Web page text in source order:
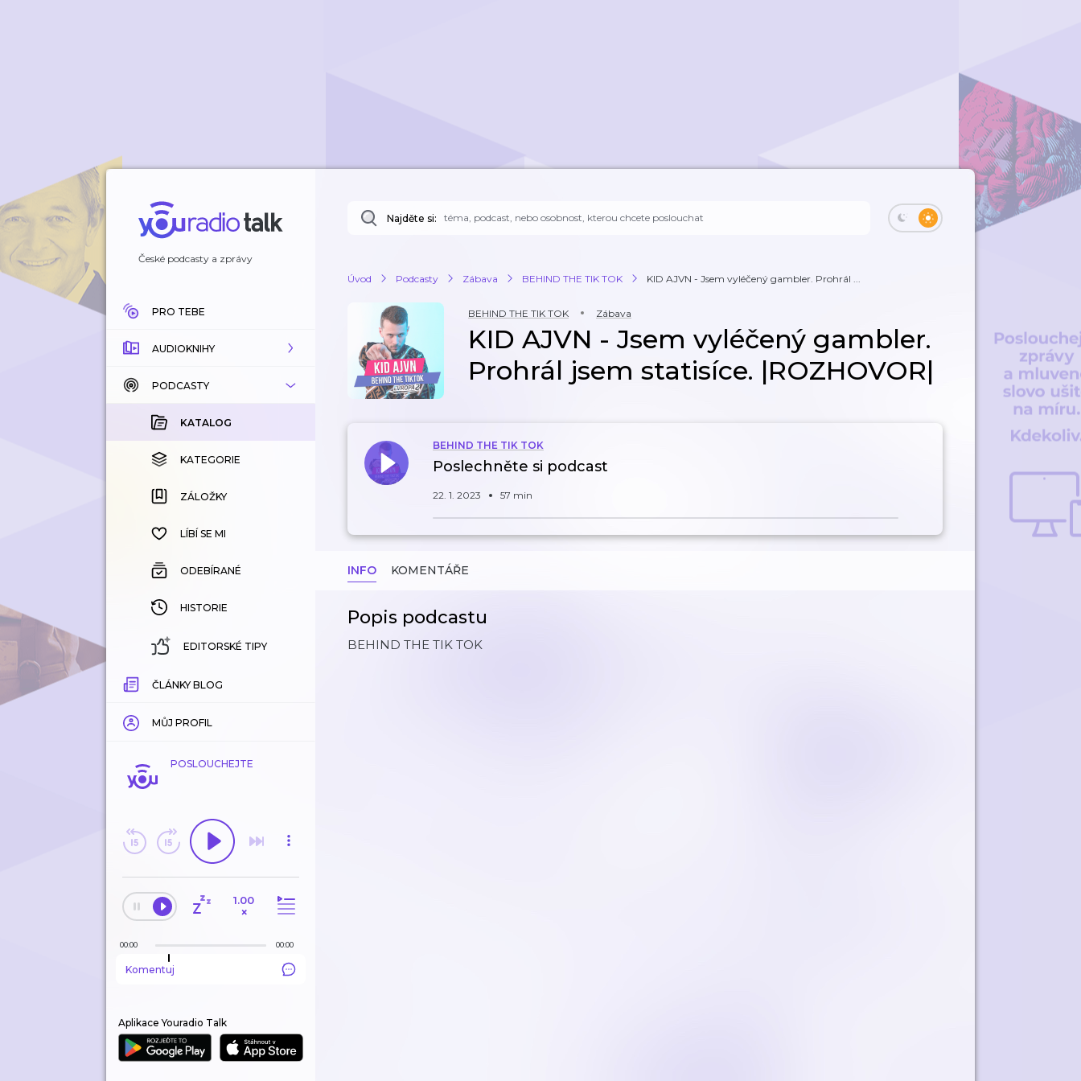
České podcasty a zprávy
PRO TEBE
AUDIOKNIHY
KATALOG
KOUPENÉ
KATEGORIE
ZÁLOŽKY
HISTORIE
PODCASTY
KATALOG
KATEGORIE
ZÁLOŽKY
LÍBÍ SE MI
ODEBÍRANÉ
HISTORIE
EDITORSKÉ TIPY
ČLÁNKY BLOG
MŮJ PROFIL
POSLOUCHEJTE
1.00
×
00:00 00:00
Komentuj
Aplikace Youradio Talk
Najděte si:
Úvod Podcasty Zábava BEHIND THE TIK TOK KID AJVN - Jsem vyléčený gambler. Prohrál ...
BEHIND THE TIK TOK Zábava
KID AJVN - Jsem vyléčený gambler.
Prohrál jsem statisíce. |ROZHOVOR|
BEHIND THE TIK TOK
Poslechněte si podcast
22. 1. 2023 57 min
INFO KOMENTÁŘE
Popis podcastu
BEHIND THE TIK TOK